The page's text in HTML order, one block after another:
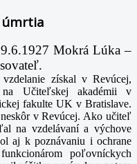
úmrtia
Mokrá Lúka –
vzdelanie získal v Revúcej,
na Učiteľskej akadémii v
fakulte UK v Bratislave.
v Revúcej. Ako učiteľ
na vzdelávaní a výchove
aj k poznávaniu i ochrane
poľovníckych